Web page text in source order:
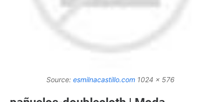
Source: esmilnacastillo.com 1024 x 576